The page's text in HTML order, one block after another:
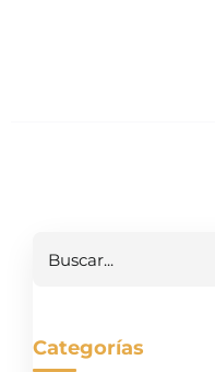
Categorías